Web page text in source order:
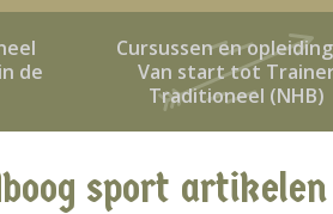
de
Cursussen en
Van start tot
Traditioneel (NHB)
sport